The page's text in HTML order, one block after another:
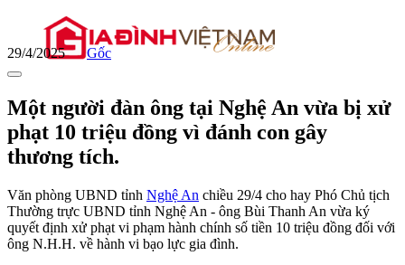
29/4/2025 Gốc
Một người đàn ông tại Nghệ An vừa bị xử
phạt 10 triệu đồng vì đánh con gây
thương tích.
Văn phòng UBND tỉnh Nghệ An chiều 29/4 cho hay Phó Chủ tịch
Thường trực UBND tỉnh Nghệ An - ông Bùi Thanh An vừa ký
quyết định xử phạt vi phạm hành chính số tiền 10 triệu đồng đối với
ông N.H.H. về hành vi bạo lực gia đình.